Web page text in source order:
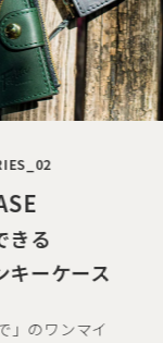
る
ーケース
」のワンマイ